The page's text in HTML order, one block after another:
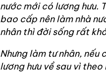
nước mới có lương hưu.
bao cấp nên làm nhà
nhân thì đời sống rất
Nhưng làm tư nhân, nếu
lương hưu về sau vì